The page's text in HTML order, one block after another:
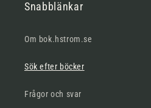
Snabblänkar
Om bok.hstrom.se
Sök efter böcker
Frågor och svar